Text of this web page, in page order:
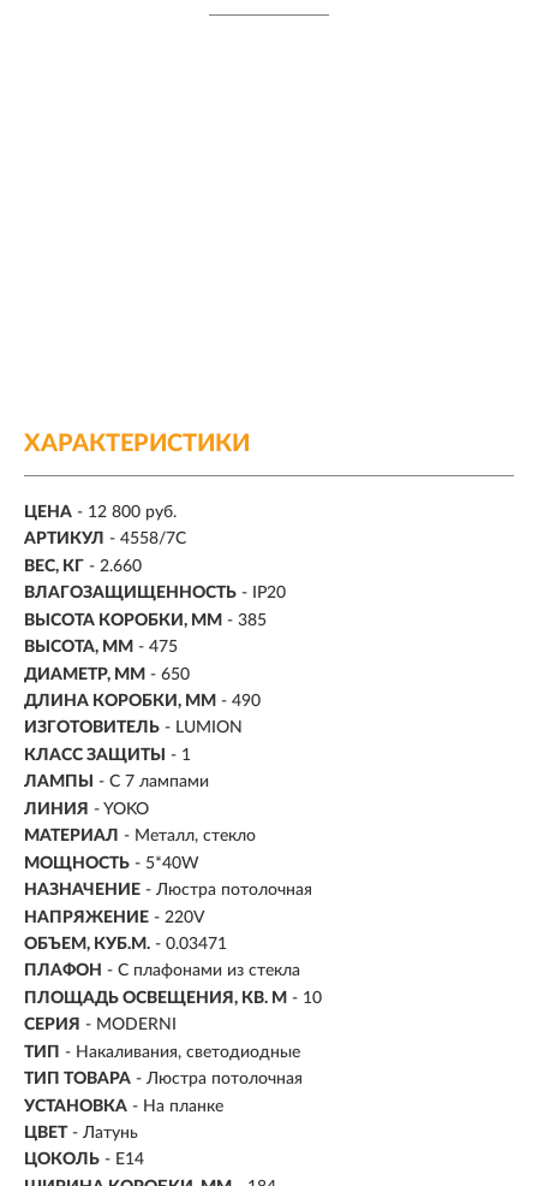
ХАРАКТЕРИСТИКИ
ЦЕНА - 12 800 руб.
АРТИКУЛ - 4558/7C
ВЕС, КГ - 2.660
ВЛАГОЗАЩИЩЕННОСТЬ - IP20
ВЫСОТА КОРОБКИ, ММ - 385
ВЫСОТА, ММ - 475
ДИАМЕТР, ММ - 650
ДЛИНА КОРОБКИ, ММ - 490
ИЗГОТОВИТЕЛЬ - LUMION
КЛАСС ЗАЩИТЫ
- 1
ЛАМПЫ
- С 7 лампами
ЛИНИЯ - YOKO
МАТЕРИАЛ - Металл, стекло
МОЩНОСТЬ - 5*40W
НАЗНАЧЕНИЕ - Люстра потолочная
НАПРЯЖЕНИЕ - 220V
ОБЪЕМ, КУБ.М. - 0.03471
ПЛАФОН - С плафонами из стекла
ПЛОЩАДЬ ОСВЕЩЕНИЯ, КВ. М - 10
СЕРИЯ - MODERNI
ТИП - Накаливания, светодиодные
ТИП ТОВАРА - Люстра потолочная
УСТАНОВКА - На планке
ЦВЕТ - Латунь
ЦОКОЛЬ - E14